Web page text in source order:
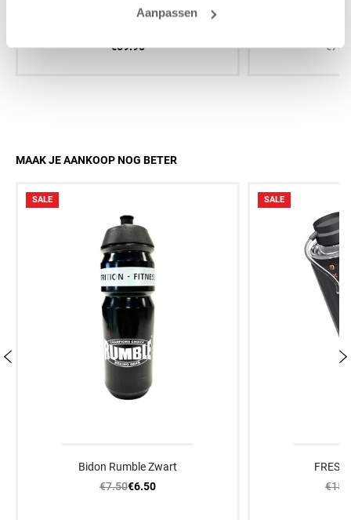
Aanpassen
Venum Scheenbeschermers
€59.95
MAAK JE AANKOOP NOG BETER
SALE
Bidon Rumble Zwart
€7.50€6.50
SALE
FRESH